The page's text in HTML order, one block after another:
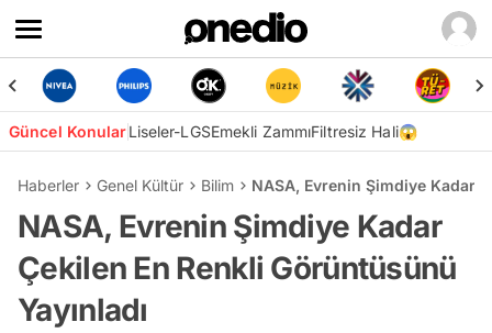
Güncel KonularLiseler-LGSEmekli ZammıFiltresiz Hali😱
Haberler Genel Kültür Bilim NASA, Evrenin Şimdiye Kadar
NASA, Evrenin Şimdiye Kadar
Çekilen En Renkli Görüntüsünü
Yayınladı